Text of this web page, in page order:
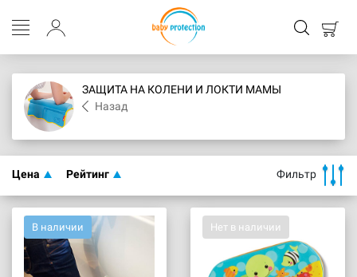
ЗАЩИТА НА КОЛЕНИ И ЛОКТИ МАМЫ
Назад
Цена Рейтинг Фильтр
В наличии Нет в наличии